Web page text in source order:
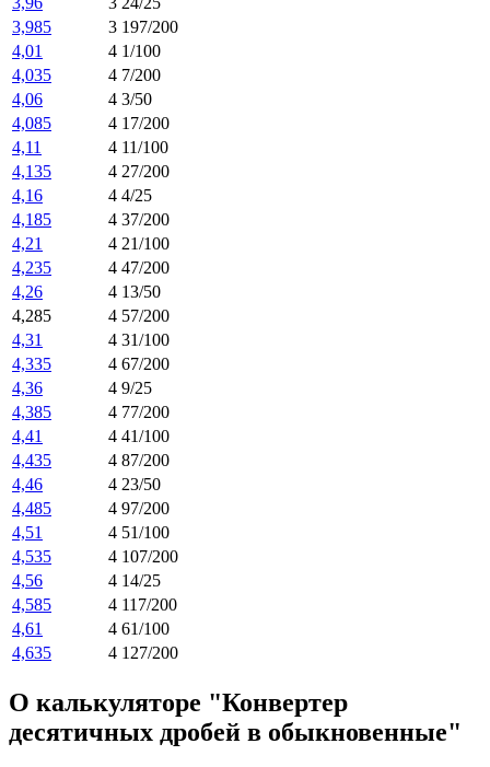
3,985
3 197/200
4,01
4 1/100
4,035
4 7/200
4,06
4 3/50
4,085
4 17/200
4,11
4 11/100
4,135
4 27/200
4,16
4 4/25
4,185
4 37/200
4,21
4 21/100
4,235
4 47/200
4,26
4 13/50
4,285
4 57/200
4,31
4 31/100
4,335
4 67/200
4,36
4 9/25
4,385
4 77/200
4,41
4 41/100
4,435
4 87/200
4,46
4 23/50
4,485
4 97/200
4,51
4 51/100
4,535
4 107/200
4,56
4 14/25
4,585
4 117/200
4,61
4 61/100
4,635
4 127/200
О калькуляторе "Конвертер
десятичных дробей в обыкновенные"